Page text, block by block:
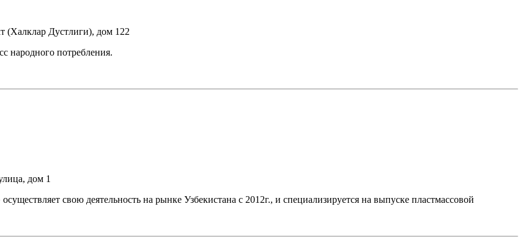
(Халклар Дустлиги), дом 122
народного потребления.
дом 1
свою деятельность на рынке Узбекистана с 2012г., и специализируется на выпуске пластмассовой